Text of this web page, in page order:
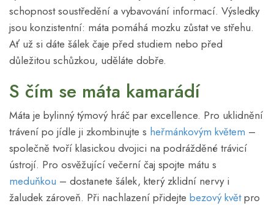
schopnost soustředění a vybavování informací. Výsledky
jsou konzistentní: máta pomáhá mozku zůstat ve střehu.
Ať už si dáte šálek čaje před studiem nebo před
důležitou schůzkou, uděláte dobře.
S čím se máta kamarádí
Máta je bylinný týmový hráč par excellence. Pro uklidnění
trávení po jídle ji zkombinujte s heřmánkovým květem –
společně tvoří klasickou dvojici na podrážděné trávicí
ústrojí. Pro osvěžující večerní čaj spojte mátu s
meduňkou – dostanete šálek, který zklidní nervy i
žaludek zároveň. Při nachlazení přidejte bezový květpro